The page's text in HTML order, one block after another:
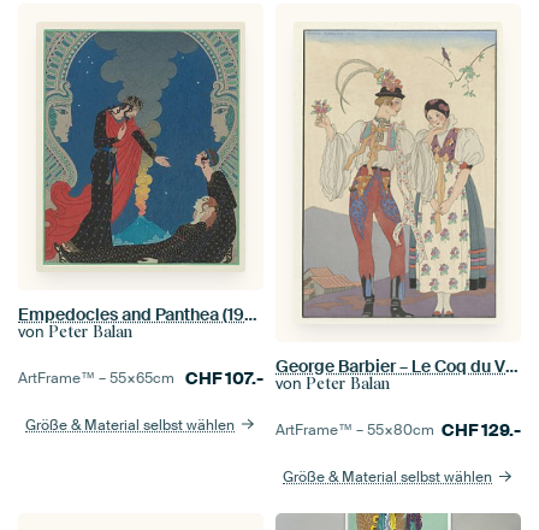
Empedocles and Panthea (1929)
von Peter Balan
ArtFrame™ –55×65cm CHF107.-
Größe & Material selbst wählen
George Barbier – Le Coq du Village (1921)
von Peter Balan
ArtFrame™ –55×80cm CHF129.-
Größe & Material selbst wählen